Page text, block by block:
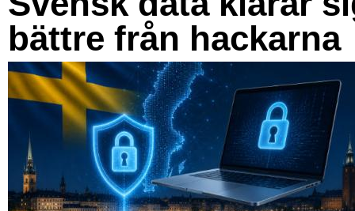
bättre från hackarna